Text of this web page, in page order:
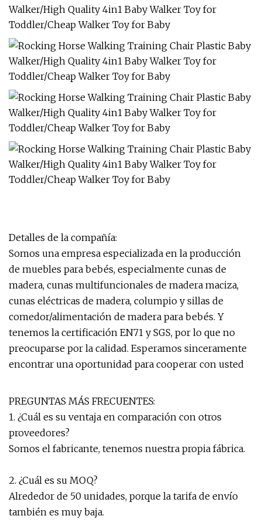
Detalles de la compañía:
Somos una empresa especializada en la producción
de muebles para bebés, especialmente cunas de
madera, cunas multifuncionales de madera maciza,
cunas eléctricas de madera, columpio y sillas de
comedor/alimentación de madera para bebés. Y
tenemos la certificación EN71 y SGS, por lo que no
preocuparse por la calidad. Esperamos sinceramente
encontrar una oportunidad para cooperar con usted
PREGUNTAS MÁS FRECUENTES:
1. ¿Cuál es su ventaja en comparación con otros
proveedores?
Somos el fabricante, tenemos nuestra propia fábrica.
2. ¿Cuál es su MOQ?
Alrededor de 50 unidades, porque la tarifa de envío
también es muy baja.